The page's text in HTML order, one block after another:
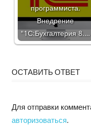
программиста.
Внедрение
"1С:Бухгалтерия 8.…
ОСТАВИТЬ ОТВЕТ
Для отправки
авторизоваться.